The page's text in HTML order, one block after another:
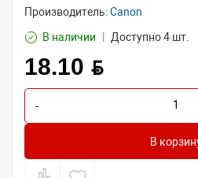
Производитель:Canon
В наличии
Доступно 4 шт.
18.10 BYN
-
В